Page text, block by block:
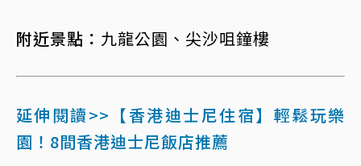
附近景點： 九龍公園、尖沙咀鐘樓
延伸閱讀>>【香港迪士尼住宿】輕鬆玩樂
園！8間香港迪士尼飯店推薦